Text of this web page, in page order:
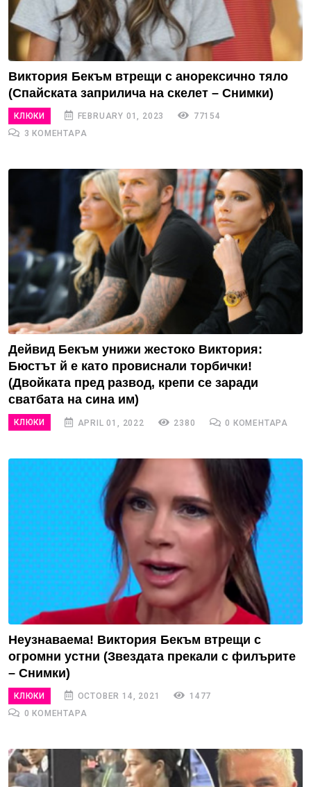
Виктория Бекъм втрещи с анорексично тяло
(Спайската заприлича на скелет – Снимки)
КЛЮКИ FEBRUARY 01, 2023
77154
3 КОМЕНТАРА
Дейвид Бекъм унижи жестоко Виктория:
Бюстът й е като провиснали торбички!
(Двойката пред развод, крепи се заради
сватбата на сина им)
КЛЮКИ APRIL 01, 2022 2380 0 КОМЕНТАРА
Неузнаваема! Виктория Бекъм втрещи с
огромни устни (Звездата прекали с филърите
– Снимки)
КЛЮКИ OCTOBER 14, 2021
1477
0 КОМЕНТАРА